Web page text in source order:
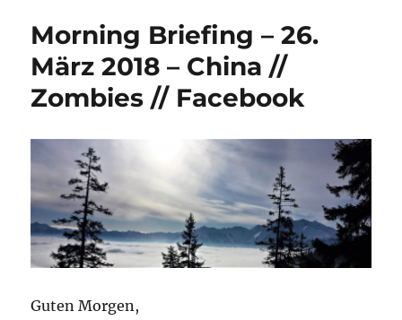
Morning Briefing – 26.
März 2018 – China //
Zombies // Facebook
Guten Morgen,